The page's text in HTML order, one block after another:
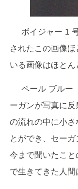
ボイジャー 1
されたこの画像
いる画像はほとん
ペール ブルー
ーガンが写真に
の流れの中に小
とができ、セー
今まで聞いたこと
で生きてきた人間